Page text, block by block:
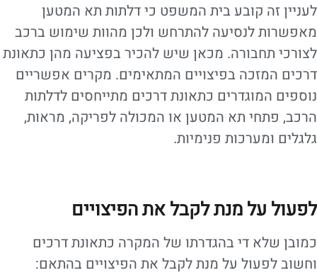
לעניין זה קובע בית המשפט כי דלתות תא המטען
מאפשרות לנסיעה להתרחש ולכן מהוות שימוש ברכב
לצורכי תחבורה. מכאן שיש להכיר בפציעה מהן כתאונת
דרכים המזכה בפיצויים המתאימים. מקרים אפשריים
נוספים המוגדרים כתאונת דרכים מתייחסים לדלתות
הרכב, פתחי תא המטען או המכולה לפריקה, מראות,
גלגלים ומערכות פנימיות.
לפעול על מנת לקבל את הפיצויים
כמובן שלא די בהגדרתו של המקרה כתאונת דרכים
וחשוב לפעול על מנת לקבל את הפיצויים בהתאם: